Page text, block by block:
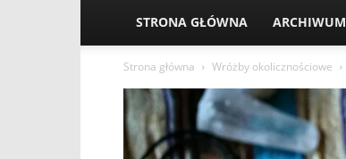
STRONA GŁÓWNA ARCHIWUM
Strona główna Wróżby okolicznościowe